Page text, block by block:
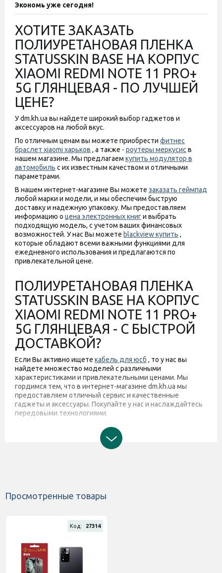
Экономь уже сегодня!
ХОТИТЕ ЗАКАЗАТЬ
ПОЛИУРЕТАНОВАЯ ПЛЕНКА
STATUSSKIN BASE НА КОРПУС
XIAOMI REDMI NOTE 11 PRO+
5G ГЛЯНЦЕВАЯ - ПО ЛУЧШЕЙ
ЦЕНЕ?
У dm.kh.ua вы найдете широкий выбор гаджетов и
аксессуаров на любой вкус.
По отличным ценам вы можете приобрести фитнес
браслет xiaomi харьков , а также - роутеры меркусис в
нашем магазине. Мы предлагаем купить модулятор в
автомобиль с их известным качеством и отличными
параметрами.
В нашем интернет-магазине Вы можете заказать геймпад
любой марки и модели, и мы обеспечим быструю
доставку и надежную упаковку. Мы предоставляем
информацию о цена электронных книги выбрать
подходящую модель, с учетом ваших финансовых
возможностей. У нас Вы можете blackview купить ,
которые обладают всеми важными функциями для
ежедневного использования и предлагаются по
привлекательной цене.
ПОЛИУРЕТАНОВАЯ ПЛЕНКА
STATUSSKIN BASE НА КОРПУС
XIAOMI REDMI NOTE 11 PRO+
5G ГЛЯНЦЕВАЯ - С БЫСТРОЙ
ДОСТАВКОЙ?
Если Вы активно ищете кабель для юсб , то у нас вы
найдете множество моделей с различными
характеристиками и привлекательными ценами. Мы
гордимся тем, что в интернет-магазине dm.kh.ua мы
предоставляем отличный сервис и качественные
гаджеты и аксессуары. Покупайте у нас и наслаждайтесь
передовыми технологиями.
Просмотренные товары
Код: 27314